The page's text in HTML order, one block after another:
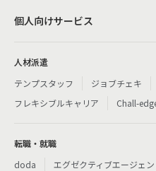
個人向けサービス
人材派遣
テンプスタッフ
ジョブチェキ
フレキシブルキャリア
Chall-
転職・就職
doda
エグゼクティブエージェン